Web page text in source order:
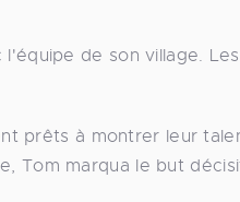
de son village.
prêts à montrer leur
Tom marqua le but